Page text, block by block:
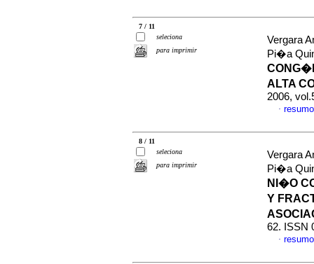
7 / 11
seleciona
para imprimir
Vergara
Pi�a
ALTA
2006,
·
8 / 11
seleciona
para imprimir
Vergara
Pi�a
NI�O
Y
62. ISSN
·